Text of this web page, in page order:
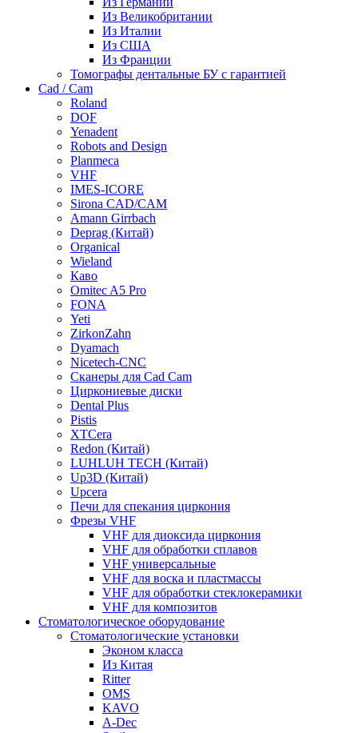
Из Великобритании
Из Италии
Из США
Из Франции
Томографы дентальные БУ с гарантией
Cad / Cam
Roland
DOF
Yenadent
Robots and Design
Planmeca
VHF
IMES-ICORE
Sirona CAD/CAM
Amann Girrbach
Deprag (Китай)
Organical
Wieland
Каво
Omitec A5 Pro
FONA
Yeti
ZirkonZahn
Dyamach
Nicetech-CNC
Сканеры для Cad Cam
Циркониевые диски
Dental Plus
Pistis
XTCera
Redon (Китай)
LUHLUH TECH (Китай)
Up3D (Китай)
Upcera
Печи для спекания циркония
Фрезы VHF
VHF для диоксида циркония
VHF для обработки сплавов
VHF универсальные
VHF для воска и пластмассы
VHF для обработки стеклокерамики
VHF для композитов
Стоматологическое оборудование
Стоматологические установки
Эконом класса
Из Китая
Ritter
OMS
KAVO
A-Dec